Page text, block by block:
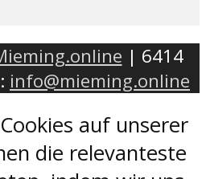
| 6414
info@mieming.online
auf unserer
die relevanteste